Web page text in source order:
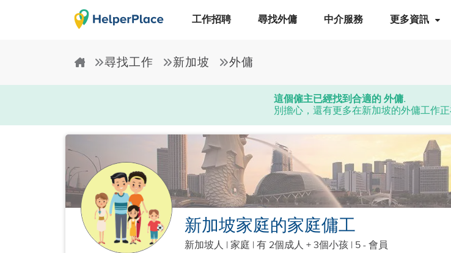
工作招聘 尋找外傭 中介服務 更多資訊
尋找工作 新加坡 外傭
這個僱主已經找到合適的 外傭.
別擔心，還有更多在新加坡的外傭工作正
新加坡家庭的家庭傭工
新加坡人 | 家庭 | 有 2個成人 + 3個小孩 | 5 - 會員